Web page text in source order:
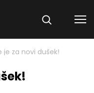
je za novi dušek!